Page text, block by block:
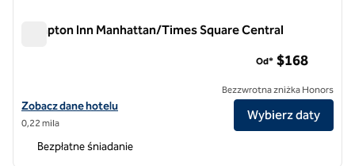
Hampton Inn Manhattan/Times Square Central
Zobacz szczegóły hotelu Hampton Inn Manhattan/Times Square
Zobacz dane hotelu
0,22 mila
Od* $168
Bezzwrotna zniżka Honors
Wybierz daty
Bezpłatne śniadanie